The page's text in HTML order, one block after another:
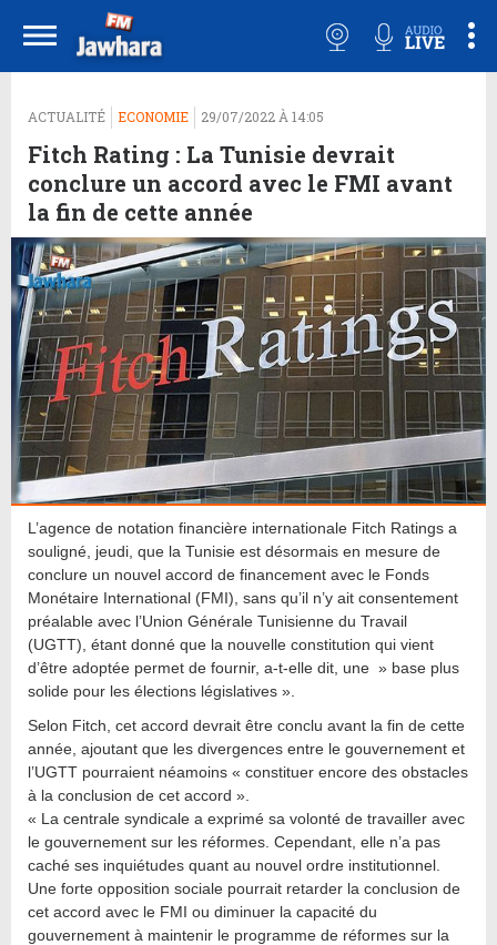
ACTUALITÉ ECONOMIE 29/07/2022 À 14:05
Fitch Rating : La Tunisie devrait
conclure un accord avec le FMI avant
la fin de cette année
L’agence de notation financière internationale Fitch Ratings a
souligné, jeudi, que la Tunisie est désormais en mesure de
conclure un nouvel accord de financement avec le Fonds
Monétaire International (FMI), sans qu’il n’y ait consentement
préalable avec l’Union Générale Tunisienne du Travail
(UGTT), étant donné que la nouvelle constitution qui vient
d’être adoptée permet de fournir, a-t-elle dit, une » base plus
solide pour les élections législatives ».
Selon Fitch, cet accord devrait être conclu avant la fin de cette
année, ajoutant que les divergences entre le gouvernement et
l’UGTT pourraient néamoins « constituer encore des obstacles
à la conclusion de cet accord ».
« La centrale syndicale a exprimé sa volonté de travailler avec
le gouvernement sur les réformes. Cependant, elle n’a pas
caché ses inquiétudes quant au nouvel ordre institutionnel.
Une forte opposition sociale pourrait retarder la conclusion de
cet accord avec le FMI ou diminuer la capacité du
gouvernement à maintenir le programme de réformes sur la